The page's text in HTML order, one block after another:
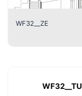
WF32__ZE
WF32__TU